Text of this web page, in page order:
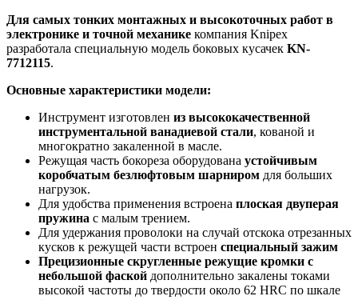
Для самых тонких монтажных и высокоточных работ в
электронике и точной механике компания Knipex
разработала специальную модель боковых кусачек KN-
7712115.
Основные характеристики модели:
Инструмент изготовлен из высококачественной
инструментальной ванадиевой стали, кованой и
многократно закаленной в масле.
Режущая часть бокореза оборудована устойчивым
коробчатым безлюфтовым шарниром для больших
нагрузок.
Для удобства применения встроена плоская двуперая
пружина с малым трением.
Для удержания проволоки на случай отскока отрезанных
кусков к режущей части встроен специальный зажим
Прецизионные скругленные режущие кромки с
небольшой фаской дополнительно закалены токами
высокой частоты до твердости около 62 HRC по шкале